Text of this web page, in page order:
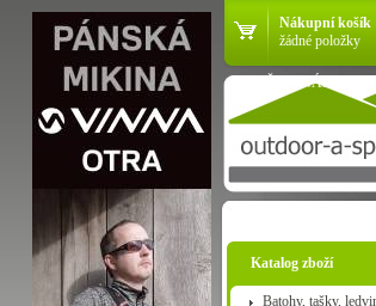
Nákupní košík
žádné položky
VŠE O NÁKUPU
Katalog zboží
Batohy, tašky,